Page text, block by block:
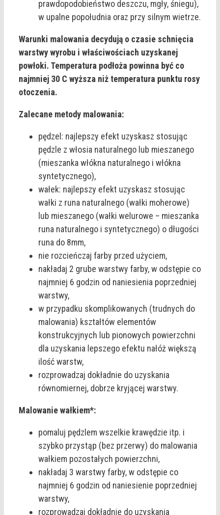
prawdopodobieństwo deszczu, mgły, śniegu),
w upalne popołudnia oraz przy silnym wietrze.
Warunki malowania decydują o czasie schnięcia
warstwy wyrobu i właściwościach uzyskanej
powłoki. Temperatura podłoża powinna być co
najmniej 30 C wyższa niż temperatura punktu rosy
otoczenia.
Zalecane metody malowania:
pędzel: najlepszy efekt uzyskasz stosując
pędzle z włosia naturalnego lub mieszanego
(mieszanka włókna naturalnego i włókna
syntetycznego),
wałek: najlepszy efekt uzyskasz stosując
wałki z runa naturalnego (wałki moherowe)
lub mieszanego (wałki welurowe – mieszanka
runa naturalnego i syntetycznego) o długości
runa do 8mm,
nie rozcieńczaj farby przed użyciem,
nakładaj 2 grube warstwy farby, w odstępie co
najmniej 6 godzin od naniesienia poprzedniej
warstwy,
w przypadku skomplikowanych (trudnych do
malowania) kształtów elementów
konstrukcyjnych lub pionowych powierzchni
dla uzyskania lepszego efektu nałóż większą
ilość warstw,
rozprowadzaj dokładnie do uzyskania
równomiernej, dobrze kryjącej warstwy.
Malowanie wałkiem*:
pomaluj pędzlem wszelkie krawędzie itp. i
szybko przystąp (bez przerwy) do malowania
wałkiem pozostałych powierzchni,
nakładaj 3 warstwy farby, w odstępie co
najmniej 6 godzin od naniesienie poprzedniej
warstwy,
rozprowadzaj dokładnie do uzyskania